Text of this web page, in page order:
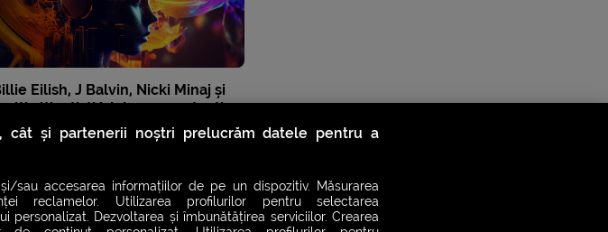
Eilish, J Balvin, Nicki Minaj și
alți artiști își doresc protecție
Inteligenței Artificiale
cât și partenerii noștri prelucrăm datele pentru a
sau accesarea informațiilor de pe un dispozitiv. Măsurarea
reclamelor. Utilizarea profilurilor pentru selectarea
personalizat. Dezvoltarea și îmbunătățirea serviciilor. Crearea